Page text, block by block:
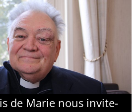
de Marie nous invite-